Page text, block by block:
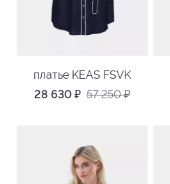
платье KEAS FSVK
28 630 ₽ 57 250₽